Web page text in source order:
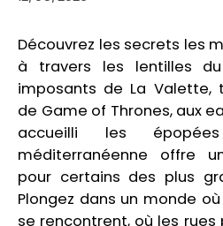
Découvrez les secrets les
à travers les lentilles
imposants de La Valette,
de Game of Thrones, aux
accueilli les
méditerranéenne offre
pour certains des plus
Plongez dans un monde
se rencontrent, où les